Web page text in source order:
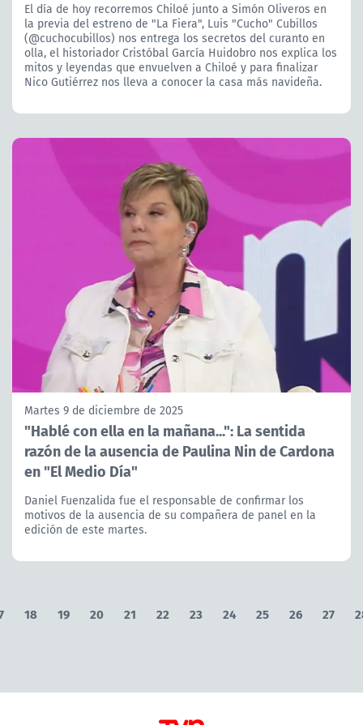
El día de hoy recorremos Chiloé junto a Simón Oliveros en
la previa del estreno de "La Fiera", Luis "Cucho" Cubillos
(@cuchocubillos) nos entrega los secretos del curanto en
olla, el historiador Cristóbal García Huidobro nos explica los
mitos y leyendas que envuelven a Chiloé y para finalizar
Nico Gutiérrez nos lleva a conocer la casa más navideña.
Martes 9 de diciembre de 2025
"Hablé con ella en la mañana...": La sentida
razón de la ausencia de Paulina Nin de Cardona
en "El Medio Día"
Daniel Fuenzalida fue el responsable de confirmar los
motivos de la ausencia de su compañera de panel en la
edición de este martes.
18 19 20 21 22 23 24 25 26 27